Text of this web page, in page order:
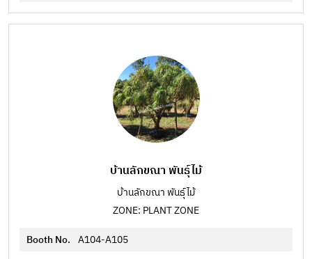
บ้านลักขณา พันธุ์ไม้
บ้านลักขณา พันธุ์ไม้
ZONE: PLANT ZONE
Booth No. A104-A105